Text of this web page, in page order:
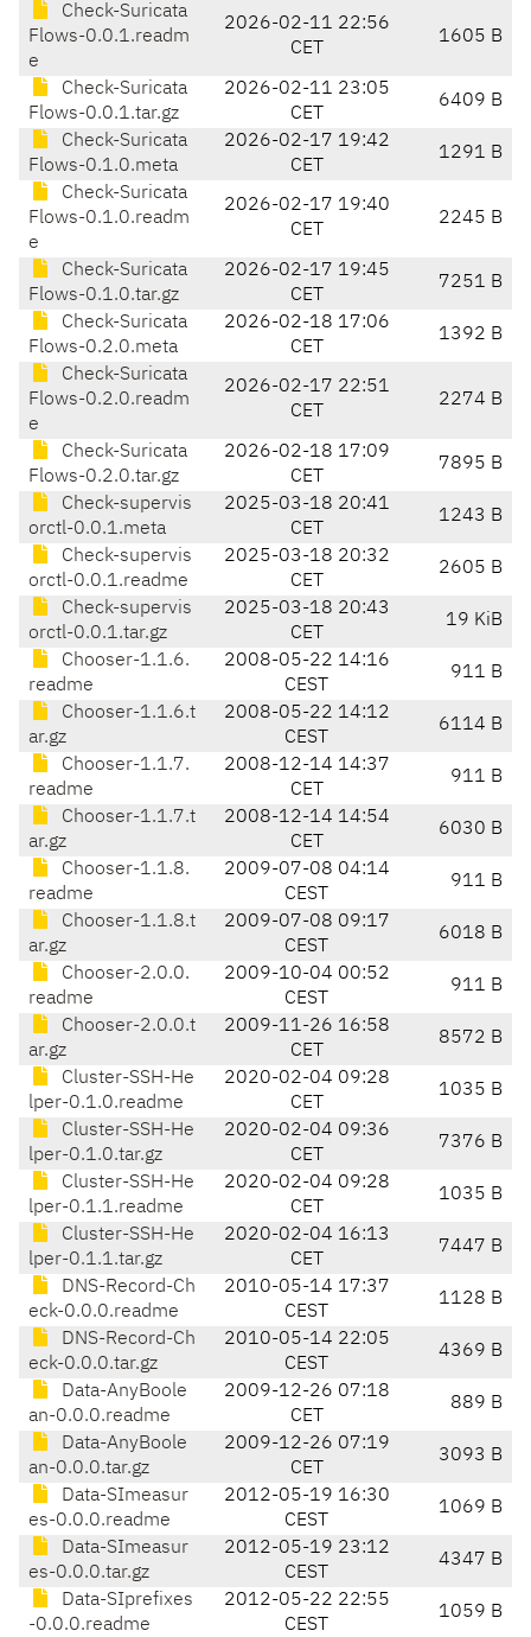
Check-Suricata
Flows-0.0.1.readm
e
2026-02-11 22:56
CET
1605 B
Check-Suricata
Flows-0.0.1.tar.gz
2026-02-11 23:05
CET
6409 B
Check-Suricata
Flows-0.1.0.meta
2026-02-17 19:42
CET
1291 B
Check-Suricata
Flows-0.1.0.readm
e
2026-02-17 19:40
CET
2245 B
Check-Suricata
Flows-0.1.0.tar.gz
2026-02-17 19:45
CET
7251 B
Check-Suricata
Flows-0.2.0.meta
2026-02-18 17:06
CET
1392 B
Check-Suricata
Flows-0.2.0.readm
e
2026-02-17 22:51
CET
2274 B
Check-Suricata
Flows-0.2.0.tar.gz
2026-02-18 17:09
CET
7895 B
Check-supervis
orctl-0.0.1.meta
2025-03-18 20:41
CET
1243 B
Check-supervis
orctl-0.0.1.readme
2025-03-18 20:32
CET
2605 B
Check-supervis
orctl-0.0.1.tar.gz
2025-03-18 20:43
CET
19 KiB
Chooser-1.1.6.
readme
2008-05-22 14:16
CEST
911 B
Chooser-1.1.6.t
ar.gz
2008-05-22 14:12
CEST
6114 B
Chooser-1.1.7.
readme
2008-12-14 14:37
CET
911 B
Chooser-1.1.7.t
ar.gz
2008-12-14 14:54
CET
6030 B
Chooser-1.1.8.
readme
2009-07-08 04:14
CEST
911 B
Chooser-1.1.8.t
ar.gz
2009-07-08 09:17
CEST
6018 B
Chooser-2.0.0.
readme
2009-10-04 00:52
CEST
911 B
Chooser-2.0.0.t
ar.gz
2009-11-26 16:58
CET
8572 B
Cluster-SSH-He
lper-0.1.0.readme
2020-02-04 09:28
CET
1035 B
Cluster-SSH-He
lper-0.1.0.tar.gz
2020-02-04 09:36
CET
7376 B
Cluster-SSH-He
lper-0.1.1.readme
2020-02-04 09:28
CET
1035 B
Cluster-SSH-He
lper-0.1.1.tar.gz
2020-02-04 16:13
CET
7447 B
DNS-Record-Ch
eck-0.0.0.readme
2010-05-14 17:37
CEST
1128 B
DNS-Record-Ch
eck-0.0.0.tar.gz
2010-05-14 22:05
CEST
4369 B
Data-AnyBoole
an-0.0.0.readme
2009-12-26 07:18
CET
889 B
Data-AnyBoole
an-0.0.0.tar.gz
2009-12-26 07:19
CET
3093 B
Data-SImeasur
es-0.0.0.readme
2012-05-19 16:30
CEST
1069 B
Data-SImeasur
es-0.0.0.tar.gz
2012-05-19 23:12
CEST
4347 B
Data-SIprefixes
-0.0.0.readme
2012-05-22 22:55
CEST
1059 B